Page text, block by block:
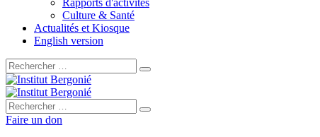
Rapports d'activités
Culture & Santé
Actualités et Kiosque
English version
Rechercher :
Rechercher :
Faire un don